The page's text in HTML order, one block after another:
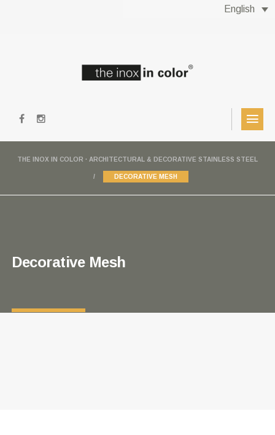
English
THE INOX IN COLOR · ARCHITECTURAL & DECORATIVE STAINLESS STEEL
DECORATIVE MESH
Decorative Mesh